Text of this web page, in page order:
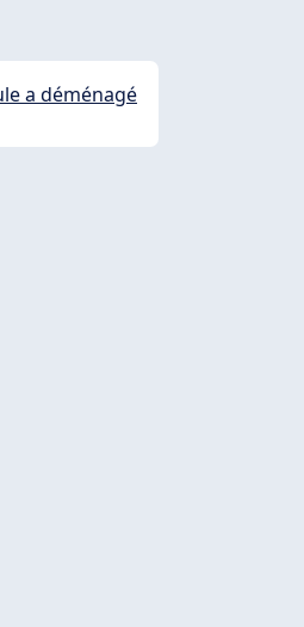
a déménagé